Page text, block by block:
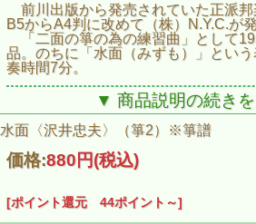
前川出版から発売されていた正派邦
B5からA4判に改めて（株）N.Y.C.が発
「二面の箏の為の練習曲」として
品。のちに「水面（みずも）」とい
奏時間7分。
▼ 商品説明の続き
水面〈沢井忠夫〉（箏2）※箏譜
価格:880円(税込)
[ポイント還元 44ポイント～]